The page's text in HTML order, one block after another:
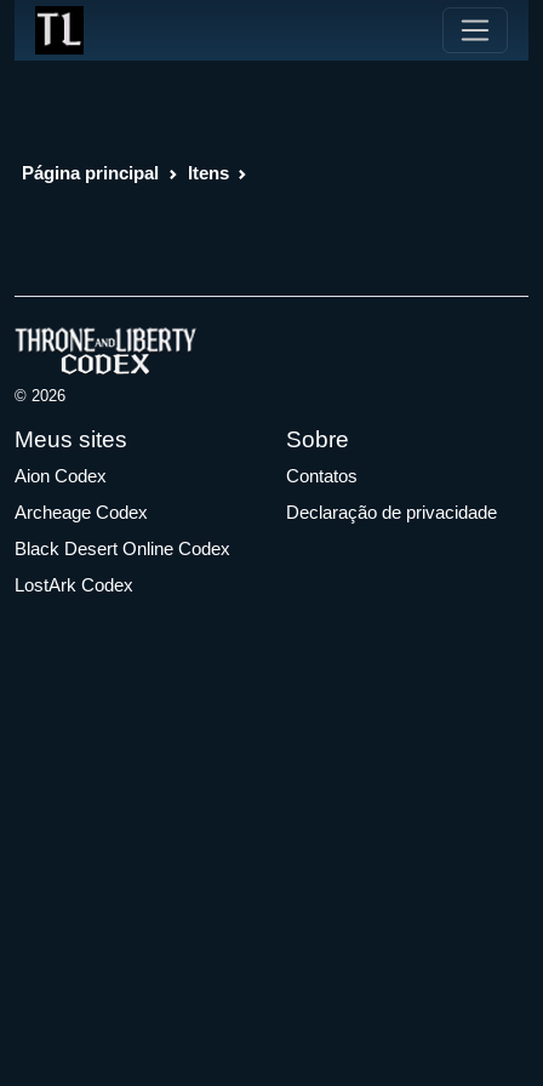
Página principal Itens
© 2026
Meus sites
Aion Codex
Archeage Codex
Black Desert Online Codex
LostArk Codex
Sobre
Contatos
Declaração de privacidade